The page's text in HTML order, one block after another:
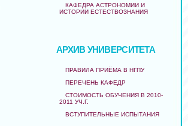
КАФЕДРА АСТРОНОМИИ И
ИСТОРИИ ЕСТЕСТВОЗНАНИЯ
АРХИВ УНИВЕРСИТЕТА
ПРАВИЛА ПРИЁМА В НГПУ
ПЕРЕЧЕНЬ КАФЕДР
СТОИМОСТЬ ОБУЧЕНИЯ В 2010-
2011 УЧ.Г.
ВСТУПИТЕЛЬНЫЕ ИСПЫТАНИЯ